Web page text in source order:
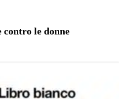
contro le donne